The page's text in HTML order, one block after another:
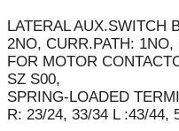
LATERAL AUX.SWITCH
2NO, CURR.PATH: 1NO,
FOR MOTOR
SZ S00,
SPRING-LOADED
R: 23/24, 33/34 L :43/44,